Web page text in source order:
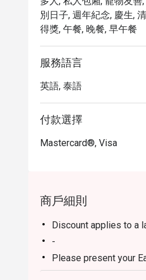
別日子, 週年紀念, 慶生,
得獎, 午餐, 晚餐, 早午餐
服務語言
英語, 泰語
付款選擇
Mastercard®, Visa
商戶細則
Discount applies to a
-
Please present your
Otherwise, you will